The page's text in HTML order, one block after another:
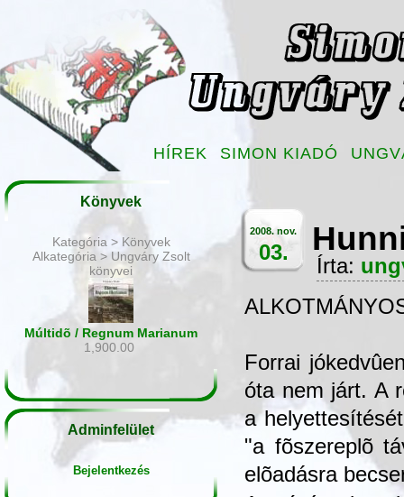
HÍREK SIMON KIADÓ
Könyvek
Kategória > Könyvek
Alkategória > Ungváry Zsolt
könyvei
Múltidõ / Regnum Marianum
1,900.00
Adminfelület
Bejelentkezés
2008. nov.
03.
Írta:
Forrai
óta nem járt. A
a
"a fõszereplõ
elõadásra